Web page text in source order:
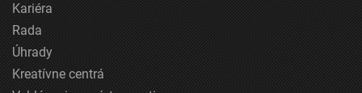
Kariéra
Rada
Úhrady
Kreatívne centrá